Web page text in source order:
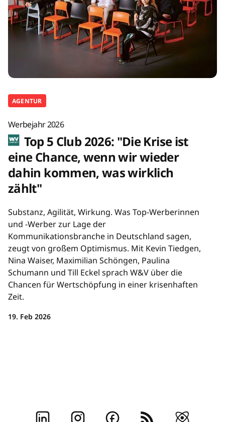
AGENTUR
Werbejahr 2026
Top 5 Club 2026: "Die Krise ist
eine Chance, wenn wir wieder
dahin kommen, was wirklich
zählt"
Substanz, Agilität, Wirkung. Was Top-Werberinnen
und -Werber zur Lage der
Kommunikationsbranche in Deutschland sagen,
zeugt von großem Optimismus. Mit Kevin Tiedgen,
Nina Waiser, Maximilian Schöngen, Paulina
Schumann und Till Eckel sprach W&V über die
Chancen für Wertschöpfung in einer krisenhaften
Zeit.
19. Feb 2026